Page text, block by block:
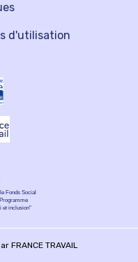
d'utilisation
Fonds Social
et inclusion"
FRANCE TRAVAIL